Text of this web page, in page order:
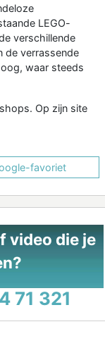
LEGO-
verschillende
de verrassende
waar steeds
Op zijn site
favoriet
video die je
71 321